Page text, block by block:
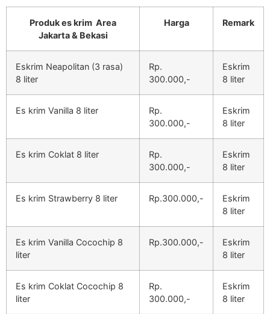
Produk es krim Area
Jakarta & Bekasi
Harga Remark
Eskrim Neapolitan (3 rasa)
8 liter
Rp.
300.000,-
Eskrim
8 liter
Es krim Vanilla 8 liter
Rp.
300.000,-
Eskrim
8 liter
Es krim Coklat 8 liter
Rp.
300.000,-
Eskrim
8 liter
Es krim Strawberry 8 liter Rp.300.000,-
Eskrim
8 liter
Es krim Vanilla Cocochip 8
liter
Rp.300.000,-
Eskrim
8 liter
Es krim Coklat Cocochip 8
liter
Rp.
300.000,-
Eskrim
8 liter